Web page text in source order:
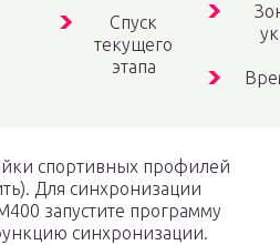
Спуск
текущего
этапа
спортивных профилей
Для синхронизации
запустите программу
синхронизации.